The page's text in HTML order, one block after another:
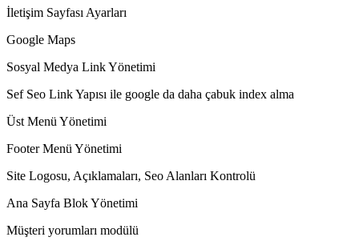
İletişim Sayfası Ayarları
Google Maps
Sosyal Medya Link Yönetimi
Sef Seo Link Yapısı ile google da daha çabuk index alma
Üst Menü Yönetimi
Footer Menü Yönetimi
Site Logosu, Açıklamaları, Seo Alanları Kontrolü
Ana Sayfa Blok Yönetimi
Müşteri yorumları modülü